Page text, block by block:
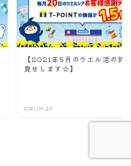
【2021年5月のウエル活の詳
見せします☆】
2021.05.20